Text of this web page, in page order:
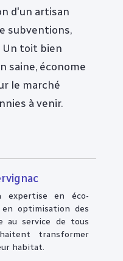
d'un artisan
subventions,
Un toit bien
saine, économe
le marché
à venir.
expertise en éco-
optimisation des
au service de tous
transformer
habitat.